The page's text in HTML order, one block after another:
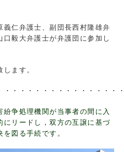
義仁弁護士、副団長西村隆雄弁
毅大弁護士が弁護団に参加し
ます。
・・・・・・・・・・・・・・・
争処理機関が当事者の間に入
にリードし，双方の互譲に基づ
図る手続です。